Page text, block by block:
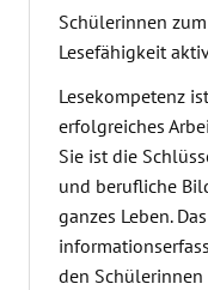
Schülerinnen
Lesefähigkeit
Lesekompetenz
erfolgreiches
Sie ist die
und berufliche
ganzes Leben.
den